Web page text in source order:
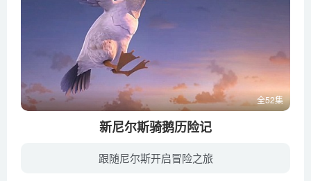
全52集
新尼尔斯骑鹅历险记
跟随尼尔斯开启冒险之旅